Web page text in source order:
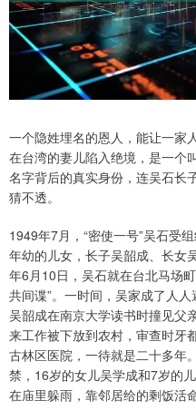
一个隐姓埋名的恩人，能让一家
在台湾的妻儿陷入绝境，是一个
名字背后的真实身份，连吴石长
猜不透。
1949年7月，“密使一号”吴石受
年幼的儿女，长子吴韶成、长女
年6月10日，吴石就在台北马场
共间谍”。一时间，吴家成了人人
吴韶成在南京大学读书时撞见父
来工作被下放到农村，审查时牙
古林区医院，一待就是二十多年
禁，16岁的女儿吴学成和7岁的
在庙里躲雨，靠邻居给的剩饭活命